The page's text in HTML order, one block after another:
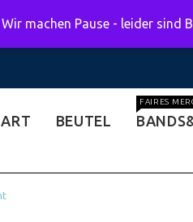
ART BEUTEL
FAIRES
Wir machen Pause - leider sind